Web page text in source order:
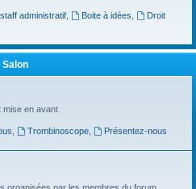
administratif, Boite à idées
Droit
Salon
mise en avant
Trombinoscope,
Présentez-nous